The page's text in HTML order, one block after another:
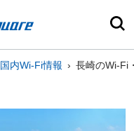
国内Wi-Fi情報 長崎のWi-Fi